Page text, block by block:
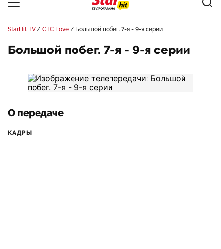
StarHit TV СТС Love Большой побег. 7-я - 9-я серии
Большой побег. 7-я - 9-я серии
О передаче
КАДРЫ